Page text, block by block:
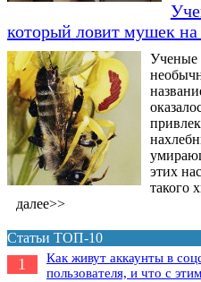
который ловит мушек
Ученые
этих
такого
далее>>
Статьи ТОП-10
1
Как живут аккаунты в
пользователя, и что с